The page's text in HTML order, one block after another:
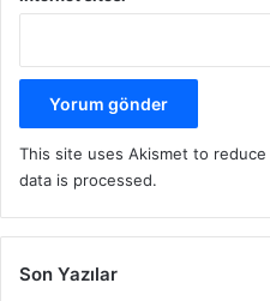
This site uses Akismet to reduce
data is processed.
Son Yazılar